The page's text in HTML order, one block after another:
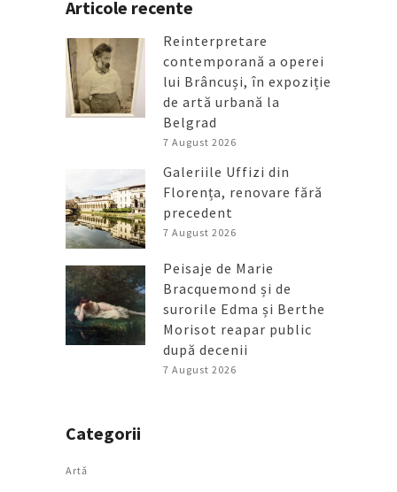
Articole recente
Reinterpretare
contemporană a operei
lui Brâncuși, în expoziție
de artă urbană la
Belgrad
7 August 2026
Galeriile Uffizi din
Florența, renovare fără
precedent
7 August 2026
Peisaje de Marie
Bracquemond și de
surorile Edma și Berthe
Morisot reapar public
după decenii
7 August 2026
Categorii
Artǎ